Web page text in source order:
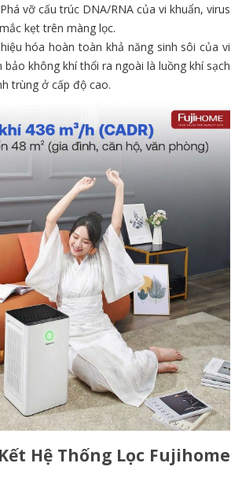
Phá vỡ cấu trúc DNA/RNA của vi khuẩn, virus
kẹt trên màng lọc.
hóa hoàn toàn khả năng sinh sôi của vi
bảo không khí thổi ra ngoài là luồng khí sạch
trùng ở cấp độ cao.
Hệ Thống Lọc Fujihome